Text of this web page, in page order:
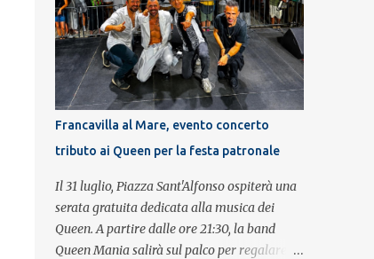
Francavilla al Mare, evento concerto
tributo ai Queen per la festa patronale
Il 31 luglio, Piazza Sant'Alfonso ospiterà una
serata gratuita dedicata alla musica dei
Queen. A partire dalle ore 21:30, la band
Queen Mania salirà sul palco per regalare al